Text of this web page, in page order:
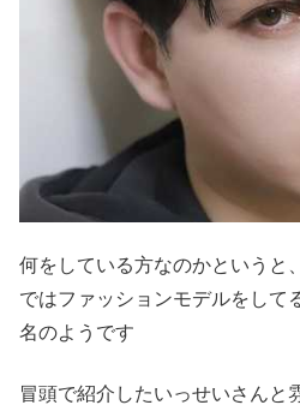
何をしている方なのかというと
ではファッションモデルをして
名のようです
冒頭で紹介したいっせいさんと